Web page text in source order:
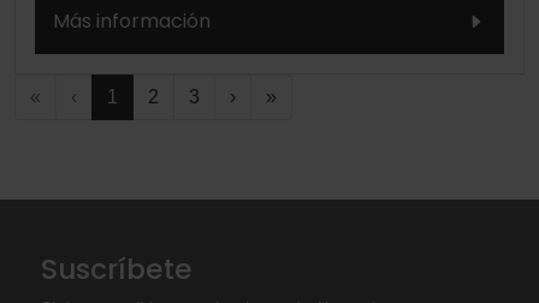
Más información
« ‹ 1 2 3 › »
Suscríbete